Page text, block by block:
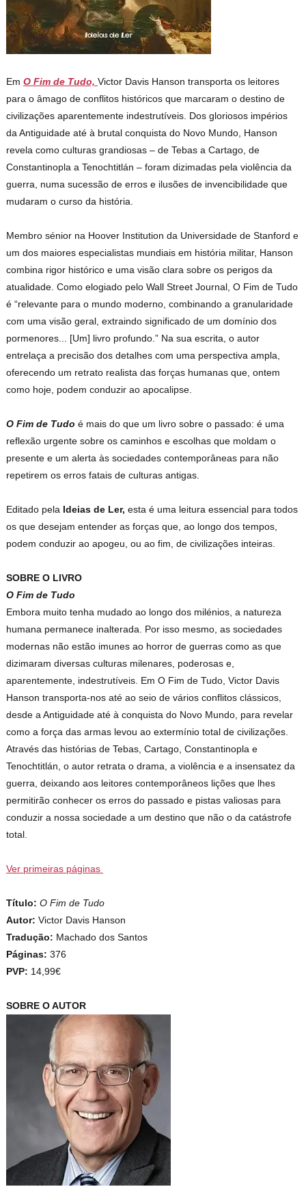
EmO Fim de Tudo,Victor Davis Hanson transporta os leitores
para o âmago de conflitos históricos que marcaram o destino de
civilizações aparentemente indestrutíveis. Dos gloriosos impérios
da Antiguidade até à brutal conquista do Novo Mundo, Hanson
revela como culturas grandiosas – de Tebas a Cartago, de
Constantinopla a Tenochtitlán – foram dizimadas pela violência da
guerra, numa sucessão de erros e ilusões de invencibilidade que
mudaram o curso da história.
Membro sénior na Hoover Institution da Universidade de Stanford e
um dos maiores especialistas mundiais em história militar, Hanson
combina rigor histórico e uma visão clara sobre os perigos da
atualidade. Como elogiado pelo Wall Street Journal, O Fim de Tudo
é “relevante para o mundo moderno, combinando a granularidade
com uma visão geral, extraindo significado de um domínio dos
pormenores... [Um] livro profundo.” Na sua escrita, o autor
entrelaça a precisão dos detalhes com uma perspectiva ampla,
oferecendo um retrato realista das forças humanas que, ontem
como hoje, podem conduzir ao apocalipse.
O Fim de Tudoé mais do que um livro sobre o passado: é uma
reflexão urgente sobre os caminhos e escolhas que moldam o
presente e um alerta às sociedades contemporâneas para não
repetirem os erros fatais de culturas antigas.
Editado pela Ideias de Ler,esta é uma leitura essencial para todos
os que desejam entender as forças que, ao longo dos tempos,
podem conduzir ao apogeu, ou ao fim, de civilizações inteiras.
SOBRE O LIVRO
O Fim de Tudo
Embora muito tenha mudado ao longo dos milénios, a natureza
humana permanece inalterada. Por isso mesmo, as sociedades
modernas não estão imunes ao horror de guerras como as que
dizimaram diversas culturas milenares, poderosas e,
aparentemente, indestrutíveis. Em O Fim de Tudo, Victor Davis
Hanson transporta-nos até ao seio de vários conflitos clássicos,
desde a Antiguidade até à conquista do Novo Mundo, para revelar
como a força das armas levou ao extermínio total de civilizações.
Através das histórias de Tebas, Cartago, Constantinopla e
Tenochtitlán, o autor retrata o drama, a violência e a insensatez da
guerra, deixando aos leitores contemporâneos lições que lhes
permitirão conhecer os erros do passado e pistas valiosas para
conduzir a nossa sociedade a um destino que não o da catástrofe
total.
Ver primeiras páginas
Título:O Fim de Tudo
Autor:Victor Davis Hanson
Tradução: Machado dos Santos
Páginas:376
PVP: 14,99€
SOBRE O AUTOR